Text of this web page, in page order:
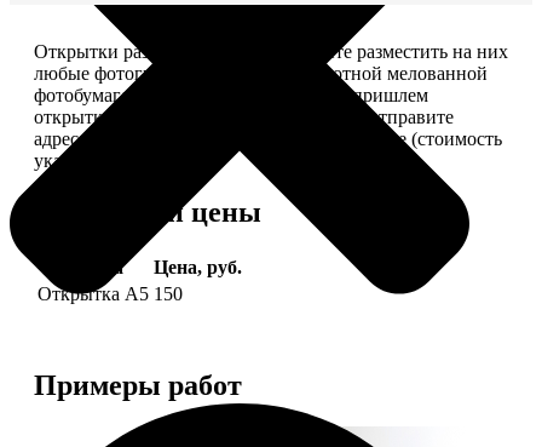
Открытки размером 10*15, вы можете разместить на них
любые фотографии. Печатаем на плотной мелованной
фотобумаге плотностью 300 г/м2. Мы пришлем
открытки вам, вы сами их подпишете и отправите
адресату. Заказать можно 6 открыток и более (стоимость
указана за 6 штук).
Форматы и цены
Услуга
Цена, руб.
Открытка А5 150
Примеры работ